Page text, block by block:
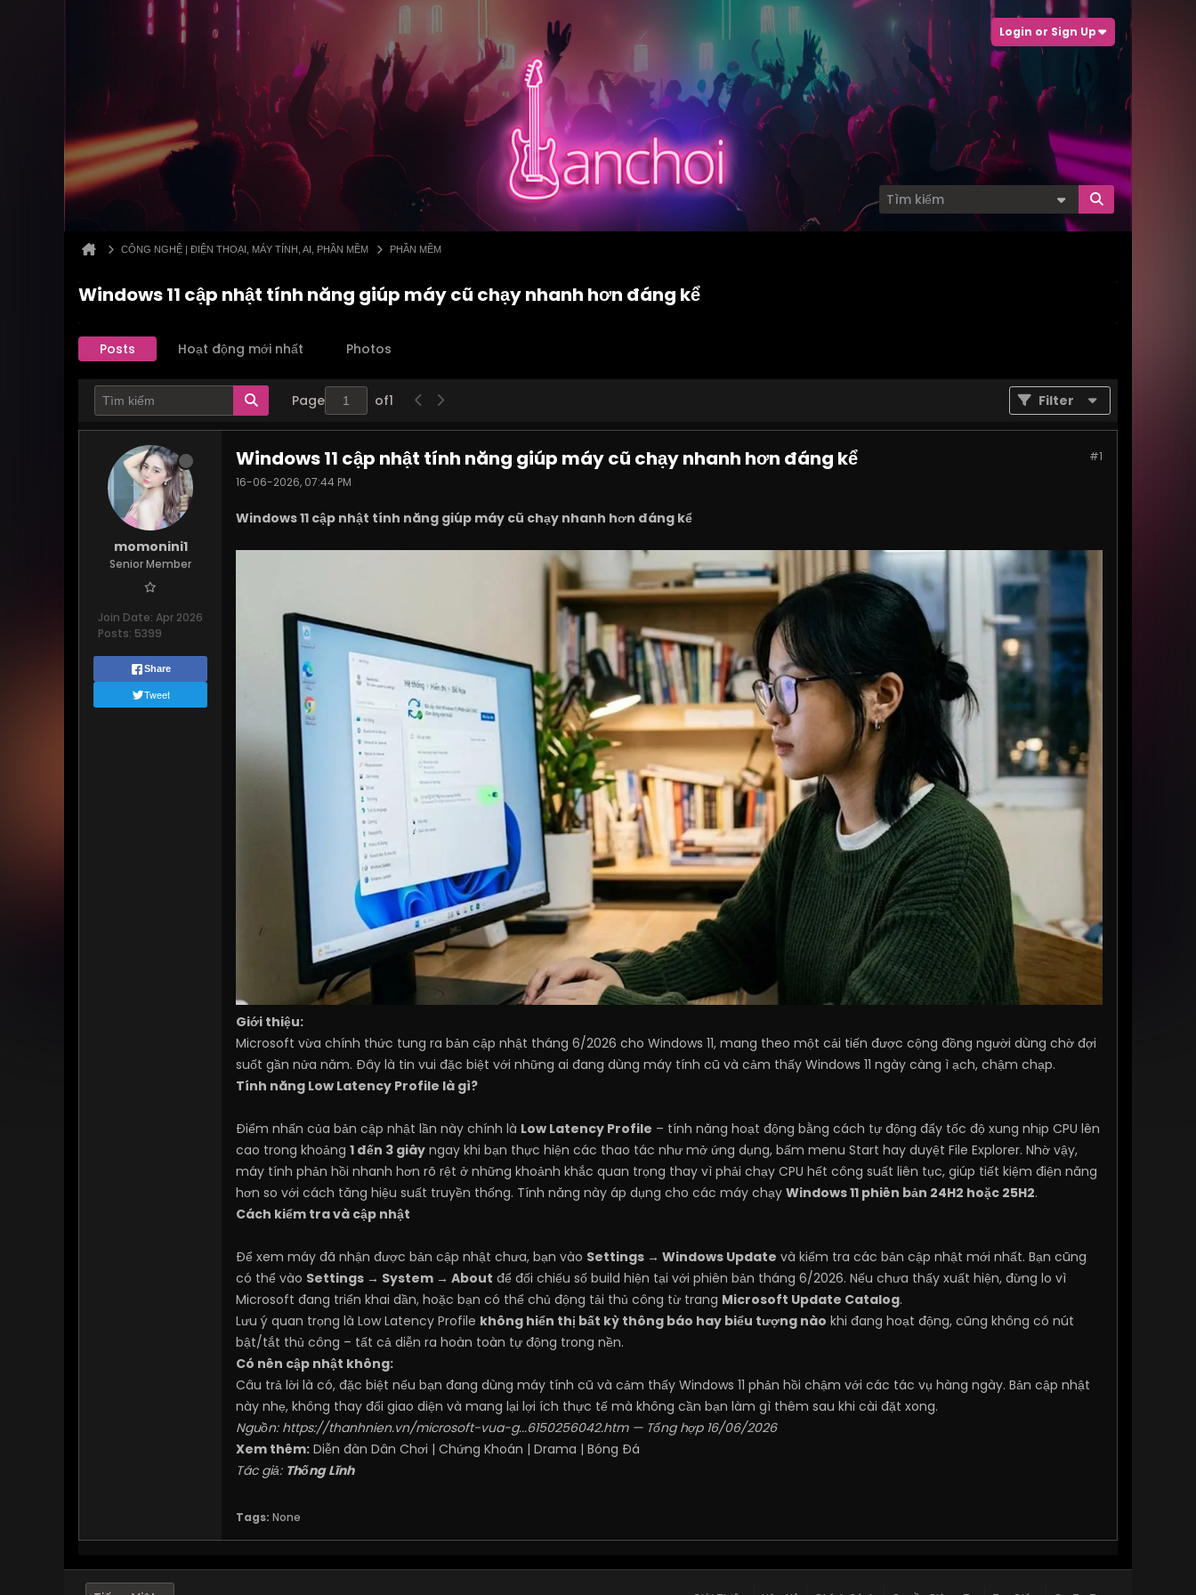
Login or Sign Up
CÔNG NGHỆ | ĐIỆN THOẠI, MÁY TÍNH, AI, PHẦN MỀM PHẦN MỀM
Windows 11 cập nhật tính năng giúp máy cũ chạy nhanh hơn đáng kể
Posts Hoạt động mới nhất Photos
Page of1 Filter
momonini1
Senior Member
Join Date: Apr 2026
Posts: 5399
Share
Tweet
#1
Windows 11 cập nhật tính năng giúp máy cũ chạy nhanh hơn đáng kể
16-06-2026, 07:44 PM
Windows 11 cập nhật tính năng giúp máy cũ chạy nhanh hơn đáng kể
Giới thiệu:
Microsoft vừa chính thức tung ra bản cập nhật tháng 6/2026 cho Windows 11, mang theo một cải tiến được cộng đồng người dùng chờ đợi
suốt gần nửa năm. Đây là tin vui đặc biệt với những ai đang dùng máy tính cũ và cảm thấy Windows 11 ngày càng ì ạch, chậm chạp.
Tính năng Low Latency Profile là gì?
Điểm nhấn của bản cập nhật lần này chính là Low Latency Profile – tính năng hoạt động bằng cách tự động đẩy tốc độ xung nhịp CPU lên
cao trong khoảng 1 đến 3 giây ngay khi bạn thực hiện các thao tác như mở ứng dụng, bấm menu Start hay duyệt File Explorer. Nhờ vậy,
máy tính phản hồi nhanh hơn rõ rệt ở những khoảnh khắc quan trọng thay vì phải chạy CPU hết công suất liên tục, giúp tiết kiệm điện năng
hơn so với cách tăng hiệu suất truyền thống. Tính năng này áp dụng cho các máy chạy Windows 11 phiên bản 24H2 hoặc 25H2.
Cách kiểm tra và cập nhật
Để xem máy đã nhận được bản cập nhật chưa, bạn vào Settings → Windows Update và kiểm tra các bản cập nhật mới nhất. Bạn cũng
có thể vào Settings → System → About để đối chiếu số build hiện tại với phiên bản tháng 6/2026. Nếu chưa thấy xuất hiện, đừng lo vì
Microsoft đang triển khai dần, hoặc bạn có thể chủ động tải thủ công từ trang Microsoft Update Catalog.
Lưu ý quan trọng là Low Latency Profile không hiển thị bất kỳ thông báo hay biểu tượng nào khi đang hoạt động, cũng không có nút
bật/tắt thủ công – tất cả diễn ra hoàn toàn tự động trong nền.
Có nên cập nhật không:
Câu trả lời là có, đặc biệt nếu bạn đang dùng máy tính cũ và cảm thấy Windows 11 phản hồi chậm với các tác vụ hàng ngày. Bản cập nhật
này nhẹ, không thay đổi giao diện và mang lại lợi ích thực tế mà không cần bạn làm gì thêm sau khi cài đặt xong.
Nguồn: https://thanhnien.vn/microsoft-vua-g...6150256042.htm— Tổng hợp 16/06/2026
Xem thêm: Diễn đàn Dân Chơi | Chứng Khoán | Drama | Bóng Đá
Tác giả: Thống Lĩnh
Tags: None